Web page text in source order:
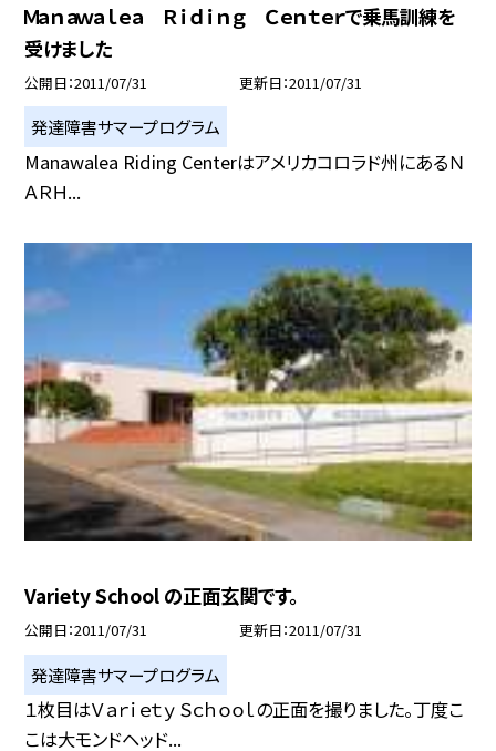
Ｍａｎａｗａｌｅａ Ｒｉｄｉｎｇ Ｃｅｎｔｅｒで乗馬訓練を
受けました
公開日 2011/07/31 更新日 2011/07/31
発達障害サマープログラム
Manawalea Riding Centerはアメリカコロラド州にあるＮ
ＡＲＨ...
Variety School の正面玄関です。
公開日 2011/07/31 更新日 2011/07/31
発達障害サマープログラム
１枚目はＶａｒｉｅｔｙ Ｓｃｈｏｏｌの正面を撮りました。丁度こ
こは大モンドヘッド...